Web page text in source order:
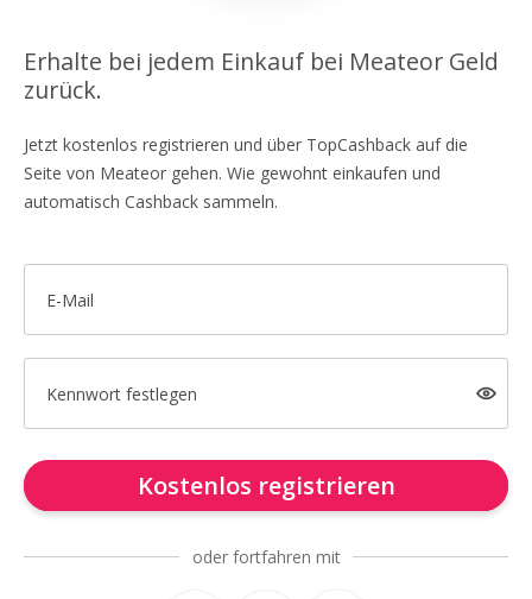
Erhalte bei jedem Einkauf bei Meateor Geld
zurück.
Jetzt kostenlos registrieren und über TopCashback auf die
Seite von Meateor gehen. Wie gewohnt einkaufen und
automatisch Cashback sammeln.
E-Mail
Kennwort festlegen
Kostenlos registrieren
oder fortfahren mit